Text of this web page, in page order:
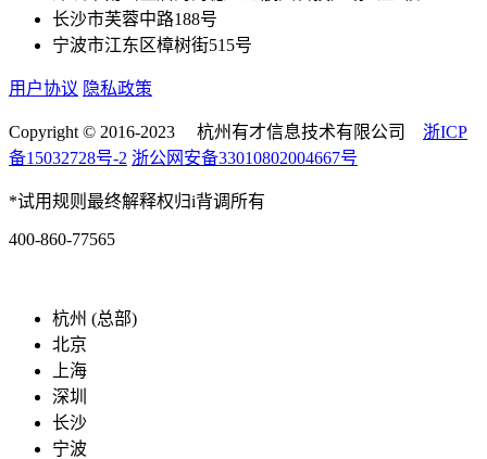
长沙市芙蓉中路188号
宁波市江东区樟树街515号
用户协议 隐私政策
Copyright © 2016-2023 杭州有才信息技术有限公司 浙ICP
备15032728号-2 浙公网安备33010802004667号
*试用规则最终解释权归i背调所有
400-860-77565
杭州 (总部)
北京
上海
深圳
长沙
宁波